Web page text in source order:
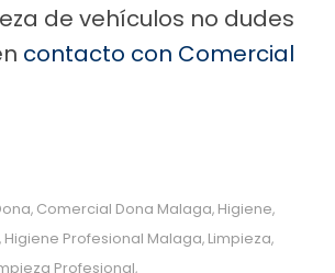
de vehículos no dudes
contacto con Comercial
, Comercial Dona Malaga, Higiene,
, Higiene Profesional Malaga, Limpieza,
Profesional,